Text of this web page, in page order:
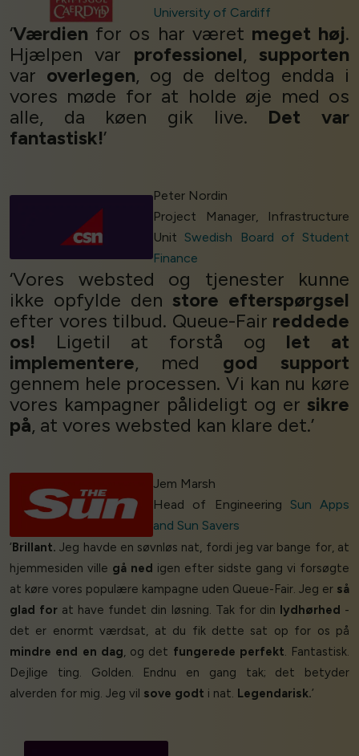
University of Cardiff
‘Værdien for os har været meget høj.
Hjælpen var professionel,supporten
var overlegen, og de deltog endda i
vores møde for at holde øje med os
alle, da køen gik live. Det var
fantastisk!’
Peter Nordin
Project Manager, Infrastructure
Unit Swedish Board of Student
Finance
‘Vores websted og tjenester kunne
ikke opfylde den store efterspørgsel
efter vores tilbud. Queue-Fair reddede
os! Ligetil at forstå og let at
implementere, med god support
gennem hele processen. Vi kan nu køre
vores kampagner pålideligt og er sikre
på, at vores websted kan klare det.’
Jem Marsh
Head of Engineering Sun Apps
and Sun Savers
‘Brillant. Jeg havde en søvnløs nat, fordi jeg var bange for, at
hjemmesiden ville gå ned igen efter sidste gang vi forsøgte
at køre vores populære kampagne uden Queue-Fair. Jeg er så
glad for at have fundet din løsning. Tak for din lydhørhed -
det er enormt værdsat, at du fik dette sat op for os på
mindre end en dag, og det fungerede perfekt. Fantastisk.
Dejlige ting. Golden. Endnu en gang tak; det betyder
alverden for mig. Jeg vil sove godt i nat. Legendarisk.’